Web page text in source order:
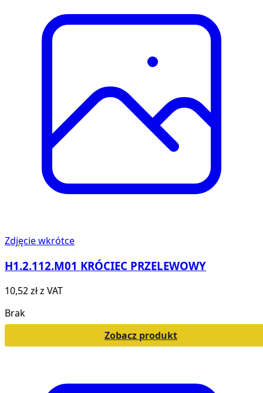
Zdjęcie wkrótce
H1.2.112.M01 KRÓCIEC PRZELEWOWY
10,52 złz VAT
Brak
Zobacz produkt